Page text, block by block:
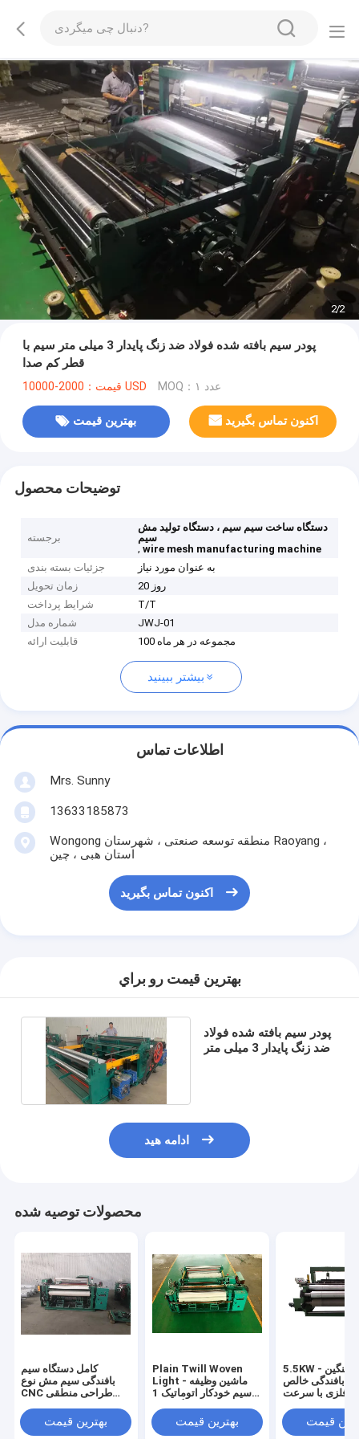
2/2
پودر سیم بافته شده فولاد ضد زنگ پایدار 3 میلی متر سیم با
قطر کم صدا
قیمت：2000-10000 USD MOQ：۱ عدد
بهترین قیمت اکنون تماس بگیرید
توضیحات محصول
برجسته
دستگاه ساخت سیم سیم ، دستگاه تولید مش
سیم
,wire mesh manufacturing machine
جزئیات بسته بندی
به عنوان مورد نیاز
زمان تحویل
20 روز
شرایط پرداخت
T/T
شماره مدل
JWJ-01
قابلیت ارائه
100 مجموعه در هر ماه
بیشتر ببینید
اطلاعات تماس
Mrs. Sunny
13633185873
Wongong منطقه توسعه صنعتی ، شهرستان Raoyang ،
استان هبی ، چین
اکنون تماس بگیرید
بهترين قيمت رو براي
پودر سیم بافته شده فولاد
ضد زنگ پایدار 3 میلی متر
ادامه هید
محصولات توصیه شده
کامل دستگاه سیم
بافندگی سیم مش نوع
CNC طراحی منطقی
بهترین قیمت
Plain Twill Woven
Light - ماشین وظیفه
سیم خودکار اتوماتیک 1
بهترین قیمت
5.5KW قدرت سنگین -
بافندگی خالص
فلزی با سرعت
قیمت